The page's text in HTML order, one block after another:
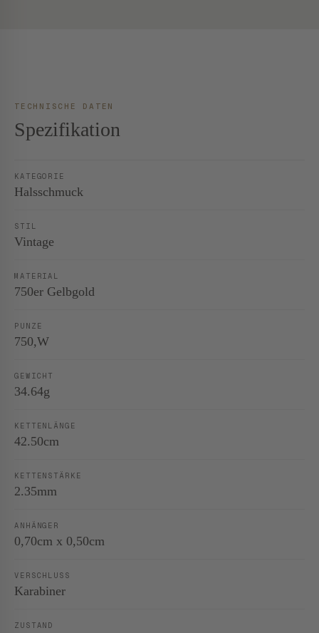
TECHNISCHE DATEN
Spezifikation
KATEGORIE
Halsschmuck
STIL
Vintage
MATERIAL
750er Gelbgold
PUNZE
750,W
GEWICHT
34.64g
KETTENLÄNGE
42.50cm
KETTENSTÄRKE
2.35mm
ANHÄNGER
0,70cm x 0,50cm
VERSCHLUSS
Karabiner
ZUSTAND